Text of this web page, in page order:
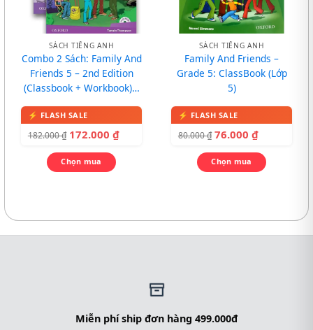
SÁCH TIẾNG ANH
Combo 2 Sách: Family And
Friends 5 – 2nd Edition
(Classbook + Workbook) –
182.000₫ 172.000 ₫
Chọn mua
SÁCH TIẾNG ANH
Family And Friends –
Grade 5: ClassBook (Lớp
5)
80.000₫ 76.000 ₫
Chọn mua
Miễn phí ship đơn hàng 499.000đ